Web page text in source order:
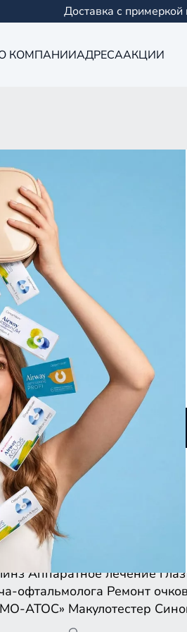
Доставка с примеркой
КОМПАНИИАДРЕСААКЦИИ
в
салонов в Казани и
Аппаратное лечение глаз
офтальмолога Ремонт
АТОС» Макулотестер
Аппаратное лечение глаз
офтальмолога Ремонт очков
АТОС» Макулотестер